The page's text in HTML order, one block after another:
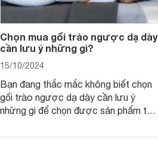
Chọn mua gối trào ngược dạ dày
cần lưu ý những gì?
15/10/2024
Bạn đang thắc mắc không biết chọn
gối trào ngược dạ dày cần lưu ý
những gì để chọn được sản phẩm tốt